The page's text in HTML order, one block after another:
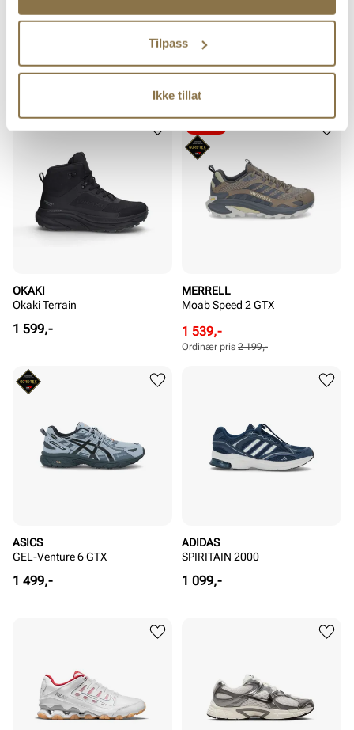
Tilpass
Ikke tillat
NIKE
Pris
1 049,-
OKAKI
Pris
1 599,-
OKAKI
Okaki Terrain
Pris
1 599,-
MERRELL
Moab Speed 2 GTX
Rabattert
pris
1 539,-
Ordinær
pris
Ordinær pris 2 199,-
ASICS
GEL-Venture 6 GTX
Pris
1 499,-
ADIDAS
SPIRITAIN 2000
Pris
1 099,-